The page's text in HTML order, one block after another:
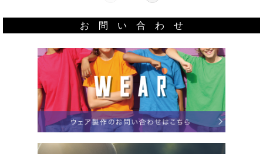
お 問 い 合 わ せ